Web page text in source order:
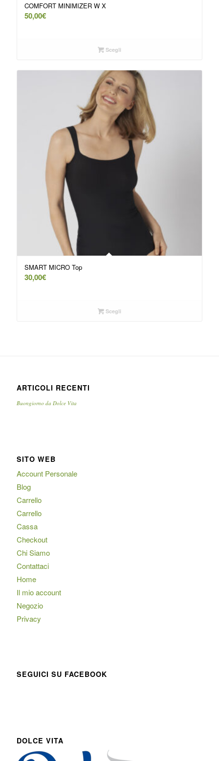
COMFORT MINIMIZER W X
50,00€
Scegli
SMART MICRO Top
30,00€
Scegli
ARTICOLI RECENTI
Buongiorno da Dolce Vita
SITO WEB
Account Personale
Blog
Carrello
Carrello
Cassa
Checkout
Chi Siamo
Contattaci
Home
Il mio account
Negozio
Privacy
SEGUICI SU FACEBOOK
DOLCE VITA